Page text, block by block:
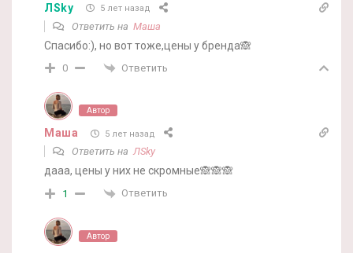
ЛSky 5 лет назад
Ответить на Маша
Спасибо:), но вот тоже,цены у бренда🙈
0 Ответить
Автор
Маша 5 лет назад
Ответить наЛSky
дааа, цены у них не скромные🙈🙈🙈
1 Ответить
Автор